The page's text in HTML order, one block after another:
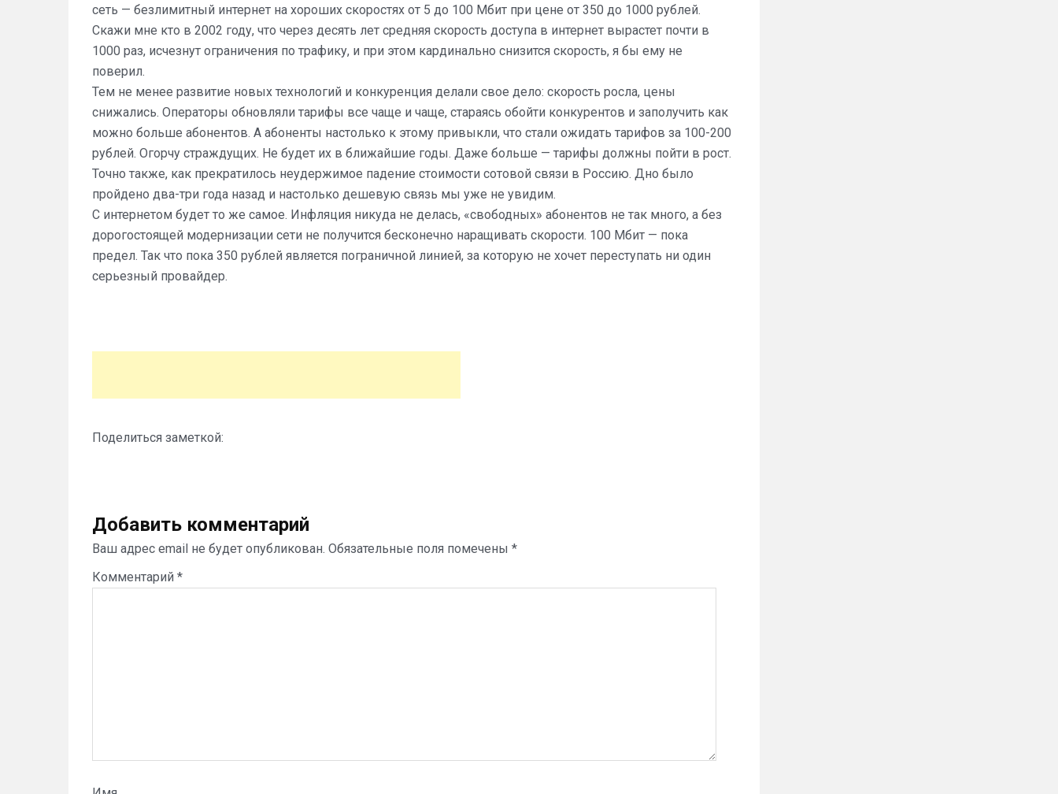
сеть — безлимитный интернет на хороших скоростях от 5 до 100 Мбит при цене от 350 до 1000 рублей.
Скажи мне кто в 2002 году, что через десять лет средняя скорость доступа в интернет вырастет почти в
1000 раз, исчезнут ограничения по трафику, и при этом кардинально снизится скорость, я бы ему не
поверил.
Тем не менее развитие новых технологий и конкуренция делали свое дело: скорость росла, цены
снижались. Операторы обновляли тарифы все чаще и чаще, стараясь обойти конкурентов и заполучить как
можно больше абонентов. А абоненты настолько к этому привыкли, что стали ожидать тарифов за 100-200
рублей. Огорчу страждущих. Не будет их в ближайшие годы. Даже больше — тарифы должны пойти в рост.
Точно также, как прекратилось неудержимое падение стоимости сотовой связи в Россию. Дно было
пройдено два-три года назад и настолько дешевую связь мы уже не увидим.
С интернетом будет то же самое. Инфляция никуда не делась, «свободных» абонентов не так много, а без
дорогостоящей модернизации сети не получится бесконечно наращивать скорости. 100 Мбит — пока
предел. Так что пока 350 рублей является пограничной линией, за которую не хочет переступать ни один
серьезный провайдер.
Поделиться заметкой:
Добавить комментарий
Ваш адрес email не будет опубликован. Обязательные поля помечены *
Комментарий *